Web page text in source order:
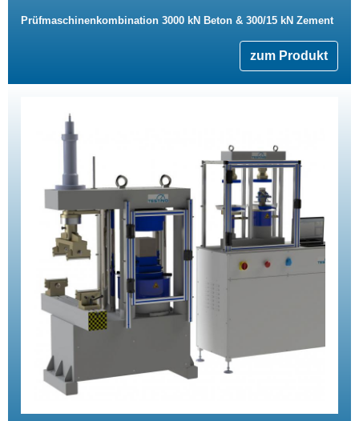
Prüfmaschinenkombination 3000 kN Beton & 300/15 kN Zement
zum Produkt